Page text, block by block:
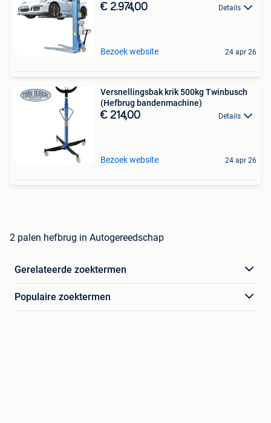
€ 2.974,00 Details
Bezoek website 24 apr 26
Versnellingsbak krik 500kg Twinbusch
(Hefbrug bandenmachine)
€ 214,00 Details
Bezoek website 24 apr 26
2 palen hefbrug in Autogereedschap
Gerelateerde zoektermen
Populaire zoektermen